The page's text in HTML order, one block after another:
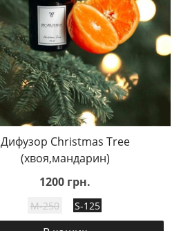
Дифузор Christmas Tree
(хвоя,мандарин)
1200 грн.
M-250 S-125